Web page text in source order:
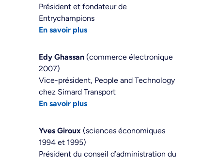
Président et fondateur de
Entrychampions
En savoir plus
Edy Ghassan (commerce électronique
2007)
Vice-président, People and Technology
chez Simard Transport
En savoir plus
Yves Giroux (sciences économiques
1994 et 1995)
Président du conseil d’administration du